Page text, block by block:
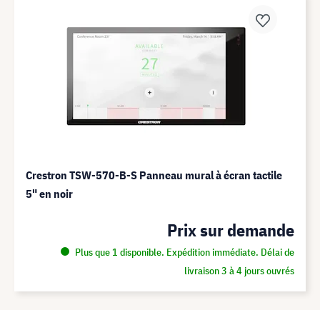
Crestron TSW-570-B-S Panneau mural à écran tactile
5" en noir
Prix sur demande
Plus que 1 disponible. Expédition immédiate. Délai de
livraison 3 à 4 jours ouvrés